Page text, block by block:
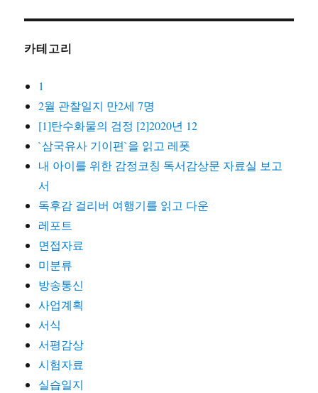
카테고리
1
2월 관찰일지 만2세 7명
[1]탄수화물의 검정 [2]2020년 12
`삼국유사 기이편`을 읽고 레폿
내 아이를 위한 감정코칭 독서감상문 자료실 보고
서
독후감 걸리버 여행기를 읽고 다운
레포트
면접자료
미분류
방송통신
사업계획
서식
서평감상
시험자료
실습일지